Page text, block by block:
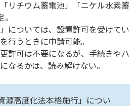
リチウム蓄電池」「ニケル水素蓄
」については、設置許可を受けてい
行うときに申請可能。
許可は不要になるが、手続きやハ
なるかは、読み解けない。
源高度化法本格施行」につい